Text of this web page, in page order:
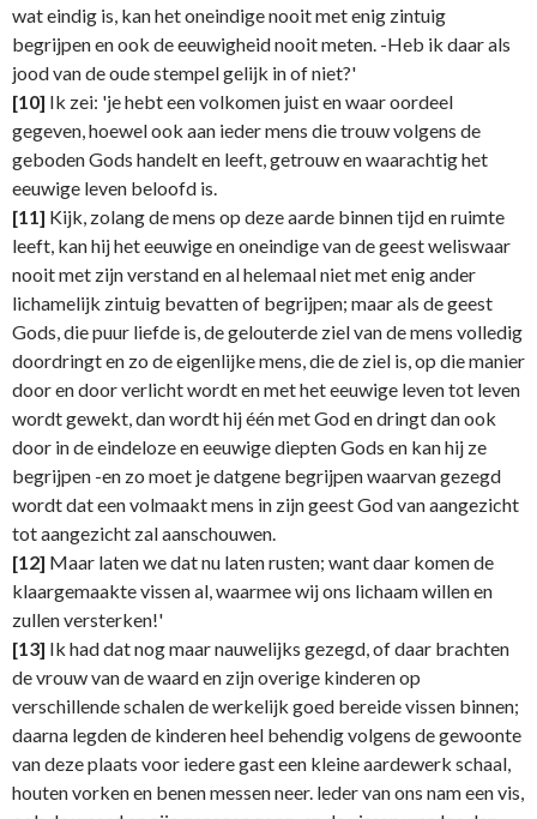
wat eindig is, kan het oneindige nooit met enig zintuig
begrijpen en ook de eeuwigheid nooit meten. -Heb ik daar als
jood van de oude stempel gelijk in of niet?'
[10] Ik zei: 'je hebt een volkomen juist en waar oordeel
gegeven, hoewel ook aan ieder mens die trouw volgens de
geboden Gods handelt en leeft, getrouw en waarachtig het
eeuwige leven beloofd is.
[11] Kijk, zolang de mens op deze aarde binnen tijd en ruimte
leeft, kan hij het eeuwige en oneindige van de geest weliswaar
nooit met zijn verstand en al helemaal niet met enig ander
lichamelijk zintuig bevatten of begrijpen; maar als de geest
Gods, die puur liefde is, de gelouterde ziel van de mens volledig
doordringt en zo de eigenlijke mens, die de ziel is, op die manier
door en door verlicht wordt en met het eeuwige leven tot leven
wordt gewekt, dan wordt hij één met God en dringt dan ook
door in de eindeloze en eeuwige diepten Gods en kan hij ze
begrijpen -en zo moet je datgene begrijpen waarvan gezegd
wordt dat een volmaakt mens in zijn geest God van aangezicht
tot aangezicht zal aanschouwen.
[12] Maar laten we dat nu laten rusten; want daar komen de
klaargemaakte vissen al, waarmee wij ons lichaam willen en
zullen versterken!'
[13] Ik had dat nog maar nauwelijks gezegd, of daar brachten
de vrouw van de waard en zijn overige kinderen op
verschillende schalen de werkelijk goed bereide vissen binnen;
daarna legden de kinderen heel behendig volgens de gewoonte
van deze plaats voor iedere gast een kleine aardewerk schaal,
houten vorken en benen messen neer. leder van ons nam een vis,